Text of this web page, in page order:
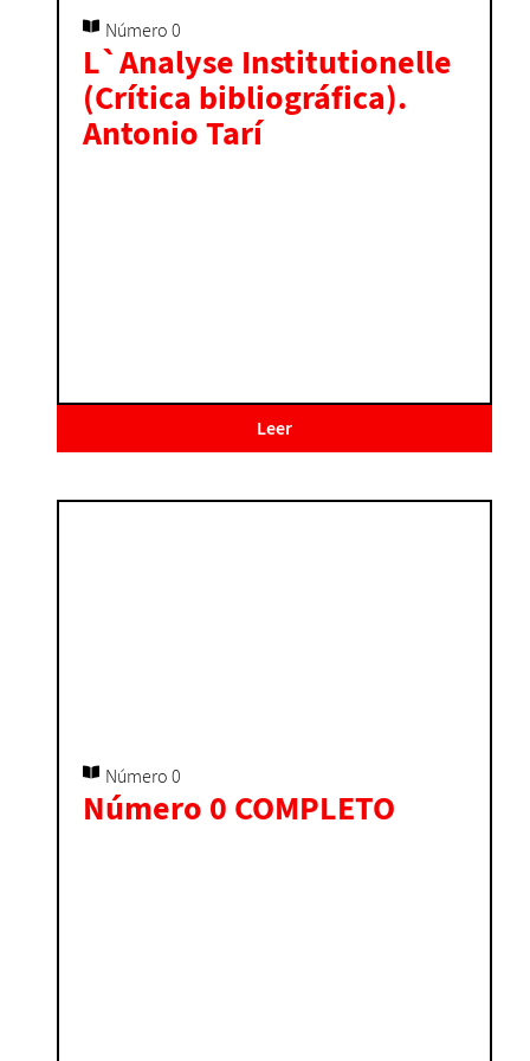
Número 0
L`Analyse Institutionelle
(Crítica bibliográfica).
Antonio Tarí
Leer
Número 0
Número 0 COMPLETO